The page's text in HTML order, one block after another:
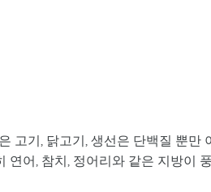
고기, 닭고기, 생선은 단백질 뿐만
연어, 참치, 정어리와 같은 지방이